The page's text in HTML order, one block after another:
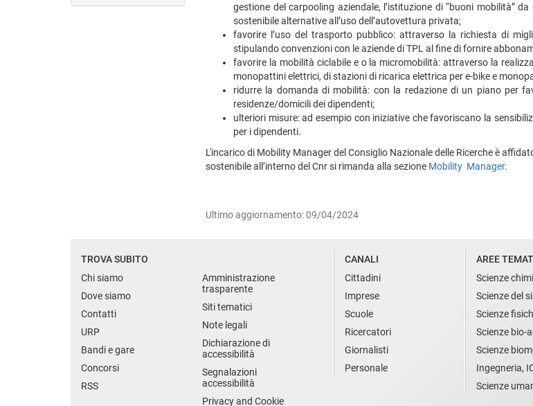
gestione del carpooling aziendale, l’istituzione di “buoni mobilità”
sostenibile alternative all’uso dell’autovettura privata;
favorire l’uso del trasporto pubblico: attraverso la richiesta di
stipulando convenzioni con le aziende di TPL al fine di fornire
favorire la mobilità ciclabile e o la micromobilità: attraverso la
monopattini elettrici, di stazioni di ricarica elettrica per e-bike e
ridurre la domanda di mobilità: con la redazione di un piano per
residenze/domicili dei dipendenti;
ulteriori misure: ad esempio con iniziative che favoriscano la
per i dipendenti.
L'incarico di Mobility Manager del Consiglio Nazionale delle Ricerche è
sostenibile all’interno del Cnr si rimanda alla sezione Mobility Manager.
Ultimo aggiornamento: 09/04/2024
TROVA SUBITO
Chi siamo
Dove siamo
Contatti
URP
Bandi e gare
Concorsi
RSS
Amministrazione
trasparente
Siti tematici
Note legali
Dichiarazione di
accessibilità
Segnalazioni
accessibilità
Privacy and Cookie
CANALI
Cittadini
Imprese
Scuole
Ricercatori
Giornalisti
Personale
AREE
Scienze
Scienze del
Scienze
Scienze bio-
Scienze
Ingegneria,
Scienze